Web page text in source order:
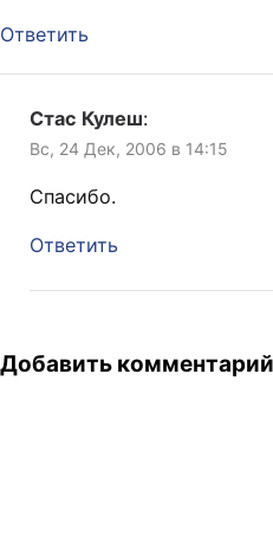
Ответить
Стас Кулеш:
Вс, 24 Дек, 2006 в 14:15
Спасибо.
Ответить
Добавить